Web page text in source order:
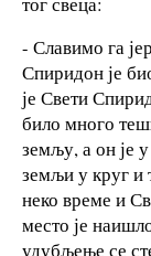
- Славимо га
Спиридон је
је Свети
било много
земљу, а он је
земљи у круг и
неко време и
место је
удубљење се